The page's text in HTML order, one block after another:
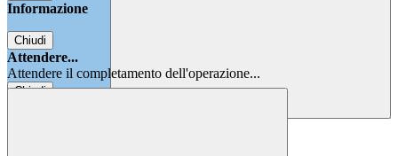
Informazione
Chiudi
Attendere...
Attendere il completamento dell'operazione...
Chiudi